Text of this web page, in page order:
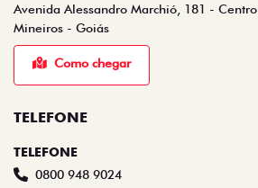
Avenida Alessandro Marchió, 181 - Centro
Mineiros - Goiás
Como chegar
TELEFONE
TELEFONE
0800 948 9024